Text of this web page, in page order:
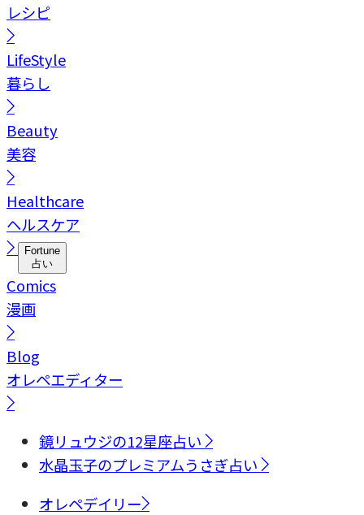
レシピ
LifeStyle
暮らし
Beauty
美容
Healthcare
ヘルスケア
Fortune
占い
Comics
漫画
Blog
オレペエディター
鏡リュウジの12星座占い
水晶玉子のプレミアムうさぎ占い
オレペデイリー